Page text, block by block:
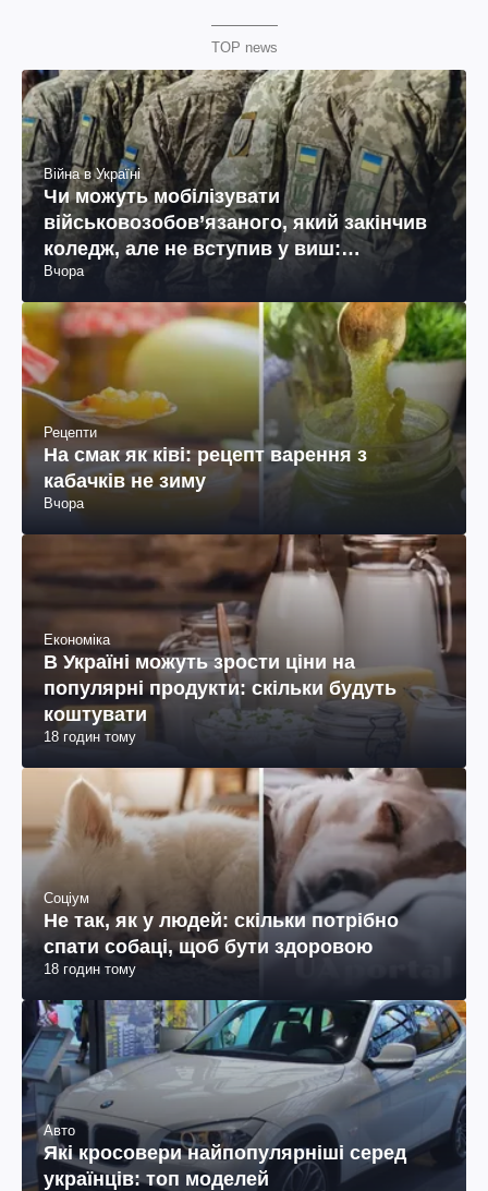
TOP news
Війна в Україні
Чи можуть мобілізувати
військовозобов’язаного, який закінчив
коледж, але не вступив у виш:
пояснення юриста
Вчора
Рецепти
На смак як ківі: рецепт варення з
кабачків не зиму
Вчора
Економіка
В Україні можуть зрости ціни на
популярні продукти: скільки будуть
коштувати
18 годин тому
Соціум
Не так, як у людей: скільки потрібно
спати собаці, щоб бути здоровою
18 годин тому
Авто
Які кросовери найпопулярніші серед
українців: топ моделей